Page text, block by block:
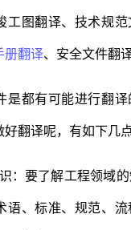
图翻译、技术规范
册翻译、安全文件翻
都有可能进行翻译
翻译呢，有如下几点
要了解工程领域的
语、标准、规范、